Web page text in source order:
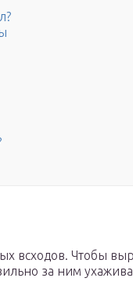
всходов. Чтобы
за ним